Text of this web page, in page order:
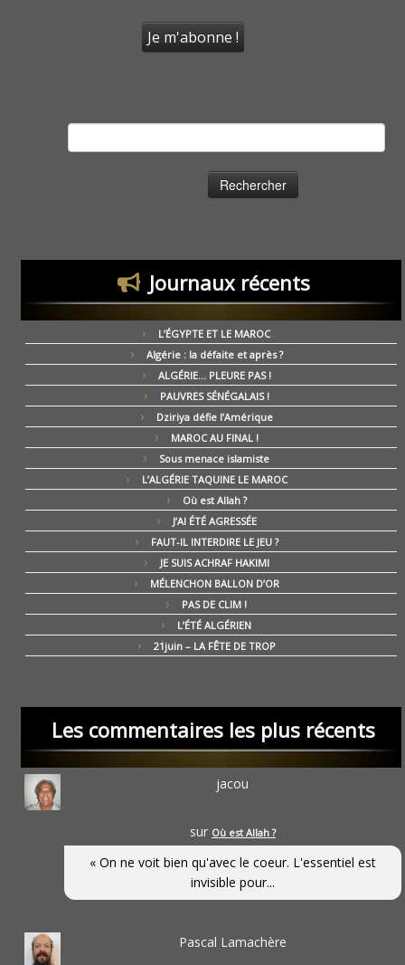
Journaux récents
L’ÉGYPTE ET LE MAROC
Algérie : la défaite et après ?
ALGÉRIE… PLEURE PAS !
PAUVRES SÉNÉGALAIS !
Dziriya défie l’Amérique
MAROC AU FINAL !
Sous menace islamiste
L’ALGÉRIE TAQUINE LE MAROC
Où est Allah ?
J’AI ÉTÉ AGRESSÉE
FAUT-IL INTERDIRE LE JEU ?
JE SUIS ACHRAF HAKIMI
MÉLENCHON BALLON D’OR
PAS DE CLIM !
L’ÉTÉ ALGÉRIEN
21juin – LA FÊTE DE TROP
Les commentaires les plus récents
jacou
sur Où est Allah ?
« On ne voit bien qu'avec le coeur. L'essentiel est
invisible pour...
Pascal Lamachère